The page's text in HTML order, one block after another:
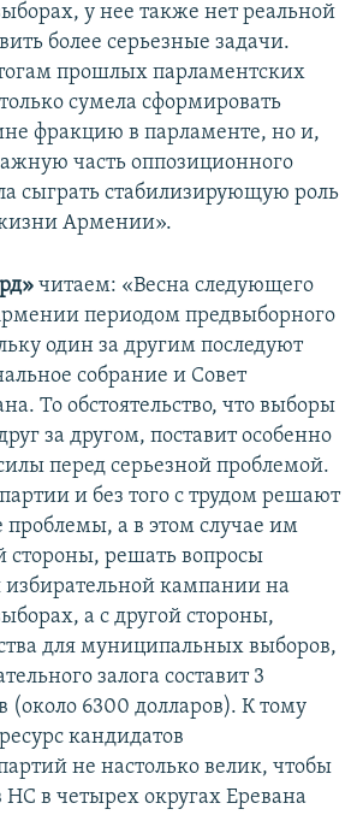
у нее также нет реальной
более серьезные задачи.
прошлых парламентских
сумела сформировать
фракцию в парламенте, но и,
часть оппозиционного
сыграть стабилизирующую роль
Армении».
читаем: «Весна следующего
периодом предвыборного
один за другим последуют
собрание и Совет
То обстоятельство, что выборы
за другом, поставит особенно
перед серьезной проблемой.
и без того с трудом решают
а в этом случае им
стороны, решать вопросы
кампании на
а с другой стороны,
для муниципальных выборов,
залога составит 3
6300 долларов). К тому
кандидатов
не настолько велик, чтобы
в четырех округах Еревана